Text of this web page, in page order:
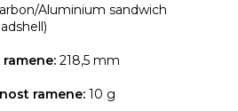
Aluminium sandwich
218,5 mm
ramene: 10 g